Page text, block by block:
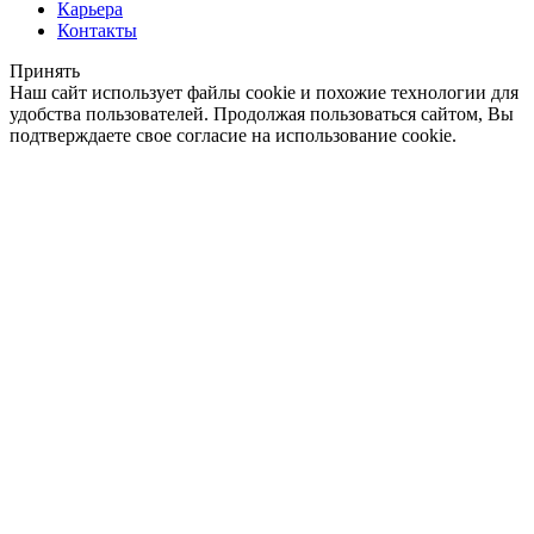
Карьера
Контакты
Принять
Наш сайт использует файлы cookie и похожие технологии для
удобства пользователей. Продолжая пользоваться сайтом, Вы
подтверждаете свое согласие на использование cookie.